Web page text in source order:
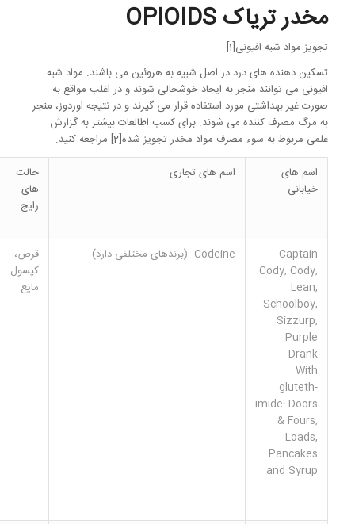
مخدر تریاک OPIOIDS
تجویز مواد شبه افیونی[1]
تسکین دهنده های درد در اصل شبیه به هروئین می باشند. مواد شبه
افیونی می توانند منجر به ایجاد خوشحالی شوند و در اغلب مواقع به
صورت غیر بهداشتی مورد استفاده قرار می گیرند و در نتیجه اوردوز، منجر
به مرگ مصرف کننده می شوند. برای کسب اطالعات بیشتر به گزارش
علمی مربوط به سوء مصرف مواد مخدر تجویز شده[2] مراجعه کنید.
اسم های
خیابانی
اسم های تجاری
حالت
های
رایج
Captain
Cody, Cody,
Lean,
Schoolboy,
Sizzurp,
Purple
Drank
With
gluteth-
imide: Doors
& Fours,
Loads,
Pancakes
and Syrup
Codeine (برندهای مختلفی دارد)
قرص،
کپسول
مایع